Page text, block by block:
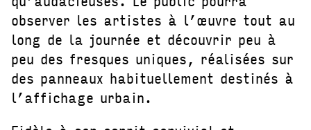
observer les artistes à l’œuvre tout au
long de la journée et découvrir peu à
peu des fresques uniques, réalisées sur
des panneaux habituellement destinés à
l’affichage urbain.